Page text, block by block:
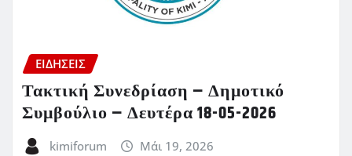
ΕΙΔΗΣΕΙΣ
Τακτική Συνεδρίαση – Δημοτικό
Συμβούλιο – Δευτέρα 18-05-2026
kimiforum Μάι 19, 2026